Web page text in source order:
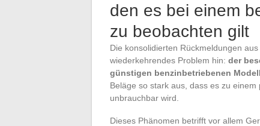
den es bei einem
zu beobachten gilt
Die konsolidierten Rückmeldungen
wiederkehrendes Problem hin: der
günstigen benzinbetriebenen
Beläge so stark aus, dass es zu
unbrauchbar wird.
Dieses Phänomen betrifft vor allem